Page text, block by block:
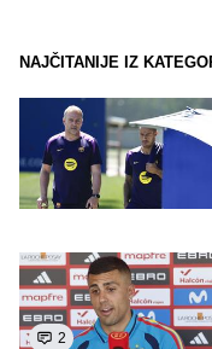
NAJČITANIJE IZ
2